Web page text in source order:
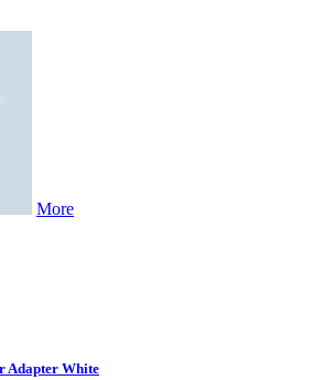
More
Adapter White